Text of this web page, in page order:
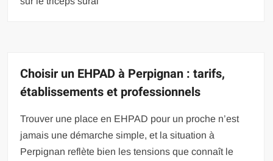
Choisir un EHPAD à Perpignan : tarifs,
établissements et professionnels
Trouver une place en EHPAD pour un proche n’est
jamais une démarche simple, et la situation à
Perpignan reflète bien les tensions que connaît le